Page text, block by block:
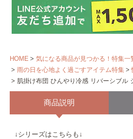
HOME
気になる商品が見つかる！特集一
雨の日を心地よく過ごすアイテム特集
肌掛け布団 ひんやり冷感 リバーシブル
商品説明
↓シリーズはこちらも↓